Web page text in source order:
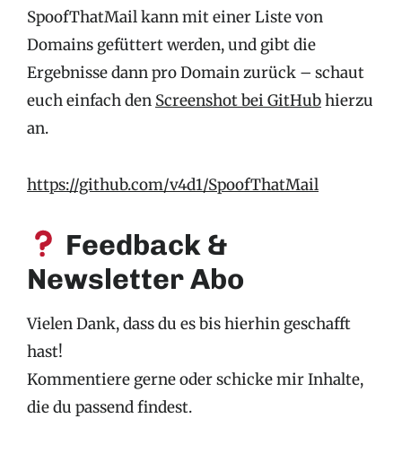
SpoofThatMail kann mit einer Liste von
Domains gefüttert werden, und gibt die
Ergebnisse dann pro Domain zurück – schaut
euch einfach den Screenshot bei GitHubhierzu
an.
https://github.com/v4d1/SpoofThatMail
Feedback &
Newsletter Abo
Vielen Dank, dass du es bis hierhin geschafft
hast!
Kommentiere gerne oder schicke mir Inhalte,
die du passend findest.